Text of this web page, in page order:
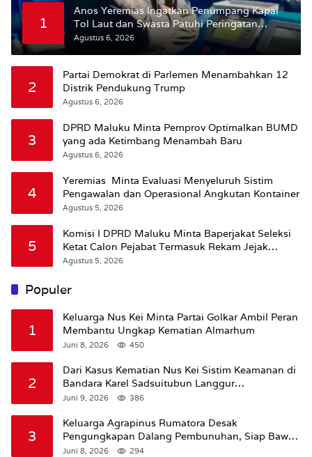
1
Anos Yeremias Ingatkan Penumpang Kapal
Tol Laut dan Swasta Patuhi Peringatan
BMKG
Agustus 6, 2026
2
Partai Demokrat di Parlemen Menambahkan 12
Distrik Pendukung Trump
Agustus 6, 2026
3
DPRD Maluku Minta Pemprov Optimalkan BUMD
yang ada Ketimbang Menambah Baru
Agustus 6, 2026
4
Yeremias Minta Evaluasi Menyeluruh Sistim
Pengawalan dan Operasional Angkutan Kontainer
Agustus 5, 2026
5
Komisi I DPRD Maluku Minta Baperjakat Seleksi
Ketat Calon Pejabat Termasuk Rekam Jejak
Hukum
Agustus 5, 2026
Populer
1
Keluarga Nus Kei Minta Partai Golkar Ambil Peran
Membantu Ungkap Kematian Almarhum
Juni 8, 2026 450
2
Dari Kasus Kematian Nus Kei Sistim Keamanan di
Bandara Karel Sadsuitubun Langgur
Dipertanyakan
Juni 9, 2026 386
3
Keluarga Agrapinus Rumatora Desak
Pengungkapan Dalang Pembunuhan, Siap Bawa
Kasus ke Komisi III DPR RI
Juni 8, 2026 294